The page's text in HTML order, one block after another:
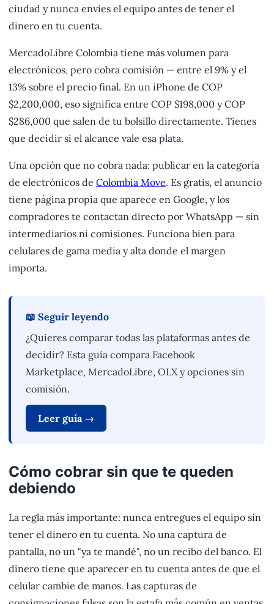
ciudad y nunca envíes el equipo antes de tener el
dinero en tu cuenta.
MercadoLibre Colombia tiene más volumen para
electrónicos, pero cobra comisión — entre el 9% y el
13% sobre el precio final. En un iPhone de COP
$2,200,000, eso significa entre COP $198,000 y COP
$286,000 que salen de tu bolsillo directamente. Tienes
que decidir si el alcance vale esa plata.
Una opción que no cobra nada: publicar en la categoría
de electrónicos de Colombia Move. Es gratis, el anuncio
tiene página propia que aparece en Google, y los
compradores te contactan directo por WhatsApp — sin
intermediarios ni comisiones. Funciona bien para
celulares de gama media y alta donde el margen
importa.
📖 Seguir leyendo
¿Quieres comparar todas las plataformas antes de
decidir? Esta guía compara Facebook
Marketplace, MercadoLibre, OLX y opciones sin
comisión.
Leer guía →
Cómo cobrar sin que te queden
debiendo
La regla más importante: nunca entregues el equipo sin
tener el dinero en tu cuenta. No una captura de
pantalla, no un "ya te mandé", no un recibo del banco. El
dinero tiene que aparecer en tu cuenta antes de que el
celular cambie de manos. Las capturas de